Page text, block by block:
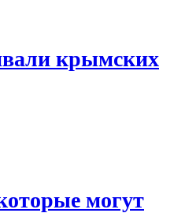
крымских
могут